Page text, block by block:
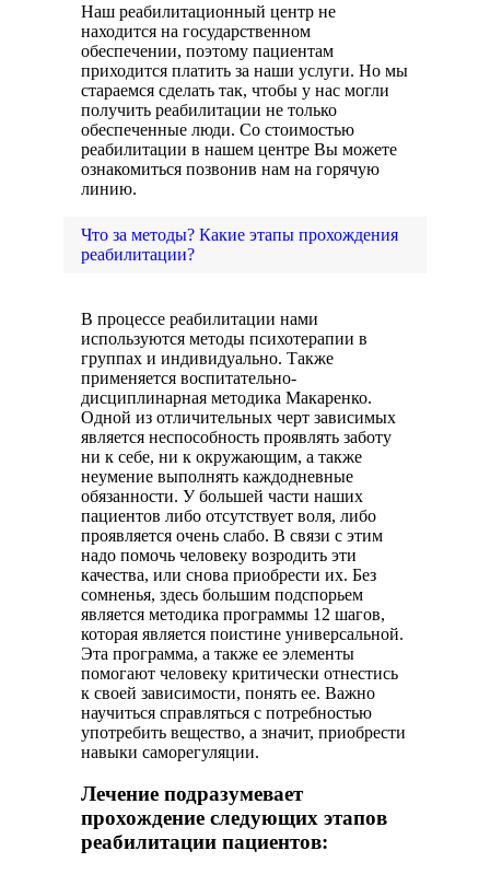
Наш реабилитационный центр не
находится на государственном
обеспечении, поэтому пациентам
приходится платить за наши услуги. Но мы
стараемся сделать так, чтобы у нас могли
получить реабилитации не только
обеспеченные люди. Со стоимостью
реабилитации в нашем центре Вы можете
ознакомиться позвонив нам на горячую
линию.
Что за методы? Какие этапы прохождения
реабилитации?
В процессе реабилитации нами
используются методы психотерапии в
группах и индивидуально. Также
применяется воспитательно-
дисциплинарная методика Макаренко.
Одной из отличительных черт зависимых
является неспособность проявлять заботу
ни к себе, ни к окружающим, а также
неумение выполнять каждодневные
обязанности. У большей части наших
пациентов либо отсутствует воля, либо
проявляется очень слабо. В связи с этим
надо помочь человеку возродить эти
качества, или снова приобрести их. Без
сомненья, здесь большим подспорьем
является методика программы 12 шагов,
которая является поистине универсальной.
Эта программа, а также ее элементы
помогают человеку критически отнестись
к своей зависимости, понять ее. Важно
научиться справляться с потребностью
употребить вещество, а значит, приобрести
навыки саморегуляции.
Лечение подразумевает
прохождение следующих этапов
реабилитации пациентов: